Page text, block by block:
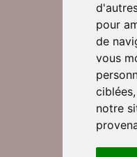
pour
de
vous
notre